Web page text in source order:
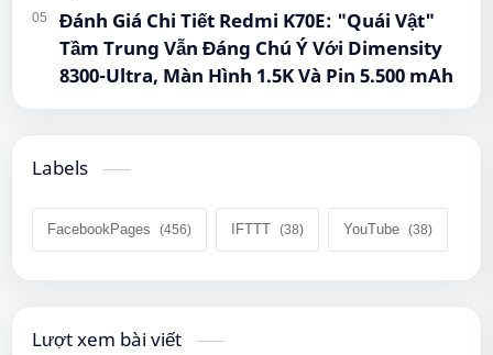
Đánh Giá Chi Tiết Redmi K70E: "Quái Vật"
Tầm Trung Vẫn Đáng Chú Ý Với Dimensity
8300-Ultra, Màn Hình 1.5K Và Pin 5.500 mAh
Labels
FacebookPages IFTTT YouTube
Lượt xem bài viết